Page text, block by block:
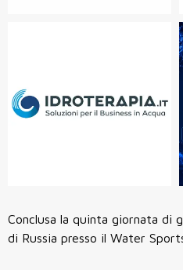
Conclusa la quinta giornata di
di Russia presso il Water